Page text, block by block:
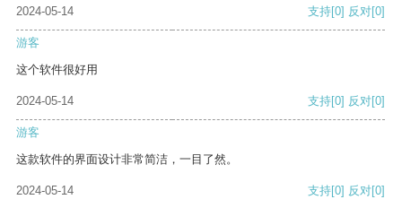
2024-05-14 支持[0] 反对[0]
游客
这个软件很好用
2024-05-14 支持[0] 反对[0]
游客
这款软件的界面设计非常简洁，一目了然。
2024-05-14 支持[0] 反对[0]